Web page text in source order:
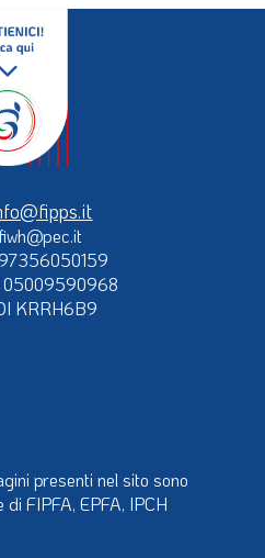
fiwh@pec.it
05009590968
KRRH6B9
presenti nel sito sono
di FIPFA, EPFA, IPCH